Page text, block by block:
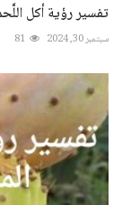
تفسير رؤية أكل
سبتمبر 30, 2024 81